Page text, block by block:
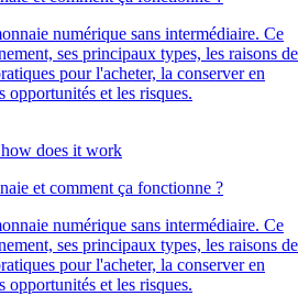
numérique sans intermédiaire. Ce
ses principaux types, les raisons de
pour l'acheter, la conserver en
opportunités et les risques.
et comment ça fonctionne ?
numérique sans intermédiaire. Ce
ses principaux types, les raisons de
pour l'acheter, la conserver en
opportunités et les risques.